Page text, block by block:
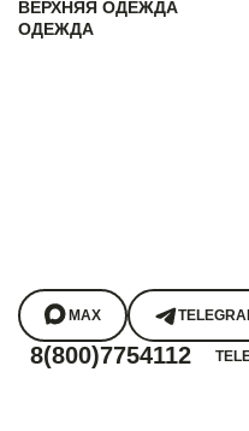
ВЕРХНЯЯ ОДЕЖДА
ОДЕЖДА
MAX
8(800)7754112